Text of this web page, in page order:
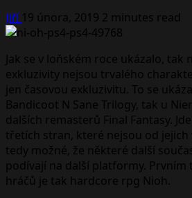
Jiří 19 února, 2019 2 minutes read
Jak se v loňském roce ukázalo, tak
exkluzivity nejsou trvalého
jen časovou exkluzivitu. To se
Bandicoot N Sane Trilogy, tak u
dalších remasterů Final Fantasy.
třetích stran, které nejsou od jejich
tedy možné, že některé další
podívají na další platformy. Prvním
hráčů je tak hardcore rpg Nioh.